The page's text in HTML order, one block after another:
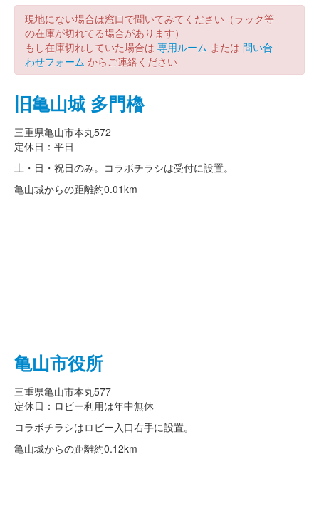
現地にない場合は窓口で聞いてみてください（ラック等
の在庫が切れてる場合があります）
もし在庫切れしていた場合は 専用ルーム または 問い合
わせフォーム からご連絡ください
旧亀山城 多門櫓
三重県亀山市本丸572
定休日：平日
土・日・祝日のみ。コラボチラシは受付に設置。
亀山城からの距離約0.01km
亀山市役所
三重県亀山市本丸577
定休日：ロビー利用は年中無休
コラボチラシはロビー入口右手に設置。
亀山城からの距離約0.12km